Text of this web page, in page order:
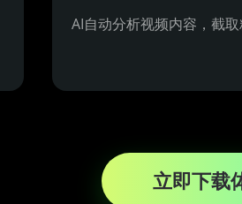
AI自动分析视频内容，截
立即下载